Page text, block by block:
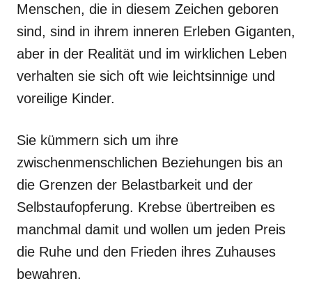
Menschen, die in diesem Zeichen geboren
sind, sind in ihrem inneren Erleben Giganten,
aber in der Realität und im wirklichen Leben
verhalten sie sich oft wie leichtsinnige und
voreilige Kinder.
Sie kümmern sich um ihre
zwischenmenschlichen Beziehungen bis an
die Grenzen der Belastbarkeit und der
Selbstaufopferung. Krebse übertreiben es
manchmal damit und wollen um jeden Preis
die Ruhe und den Frieden ihres Zuhauses
bewahren.